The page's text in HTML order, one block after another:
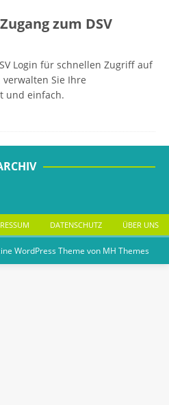
zum DSV
Login für schnellen Zugriff auf
Sie Ihre
und einfach.
DATENSCHUTZ ÜBER UNS
WordPress Theme von MH Themes